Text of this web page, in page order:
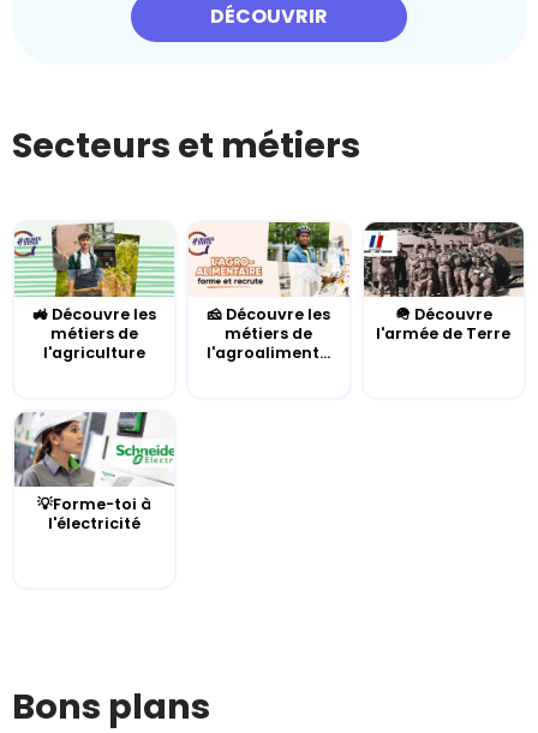
DÉCOUVRIR
Secteurs et métiers
🚜 Découvre les
métiers de
l'agriculture
🧀 Découvre les
métiers de
l'agroaliment...
🪖 Découvre
l'armée de Terre
💡Forme-toi à
l'électricité
Bons plans